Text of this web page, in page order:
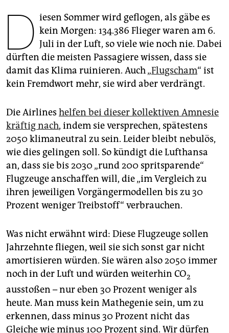
genossenschaft
epaper login
D iesen Sommer wird geflogen, als gäbe es
kein Morgen: 134.386 Flieger waren am 6.
Juli in der Luft, so viele wie noch nie. Dabei
dürften die meisten Passagiere wissen, dass sie
damit das Klima ruinieren. Auch „Flugscham“ ist
kein Fremdwort mehr, sie wird aber verdrängt.
Die Airlines helfen bei dieser kollektiven Amnesie
kräftig nach, indem sie versprechen, spätestens
2050 klimaneutral zu sein. Leider bleibt nebulös,
wie dies gelingen soll. So kündigt die Lufthansa
an, dass sie bis 2030 „rund 200 spritsparende“
Flugzeuge anschaffen will, die „im Vergleich zu
ihren jeweiligen Vorgängermodellen bis zu 30
Prozent weniger Treibstoff“ verbrauchen.
Was nicht erwähnt wird: Diese Flugzeuge sollen
Jahrzehnte fliegen, weil sie sich sonst gar nicht
amortisieren würden. Sie wären also 2050 immer
noch in der Luft und würden weiterhin CO2
ausstoßen – nur eben 30 Prozent weniger als
heute. Man muss kein Mathegenie sein, um zu
erkennen, dass minus 30 Prozent nicht das
Gleiche wie minus 100 Prozent sind. Wir dürfen